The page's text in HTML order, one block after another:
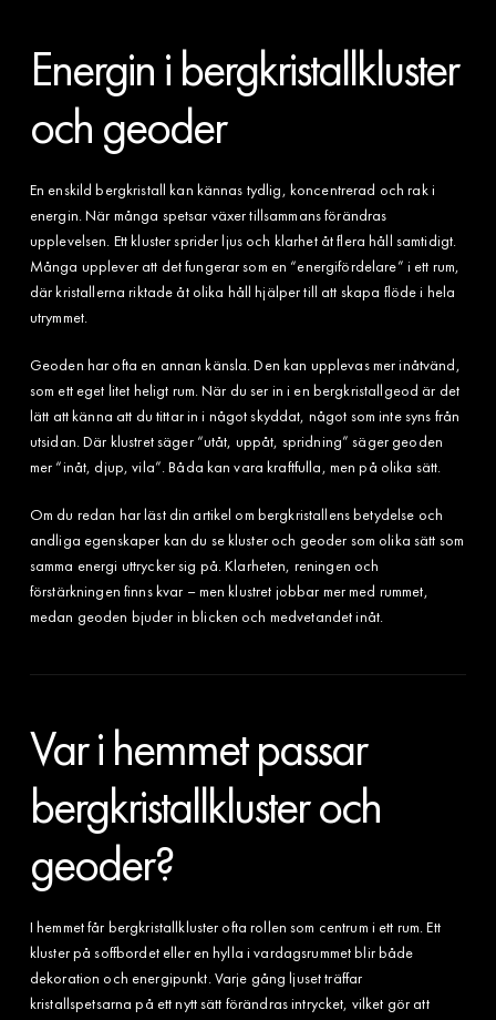
Energin i bergkristallkluster
och geoder
En enskild bergkristall kan kännas tydlig, koncentrerad och rak i
energin. När många spetsar växer tillsammans förändras
upplevelsen. Ett kluster sprider ljus och klarhet åt flera håll samtidigt.
Många upplever att det fungerar som en “energifördelare” i ett rum,
där kristallerna riktade åt olika håll hjälper till att skapa flöde i hela
utrymmet.
Geoden har ofta en annan känsla. Den kan upplevas mer inåtvänd,
som ett eget litet heligt rum. När du ser in i en bergkristallgeod är det
lätt att känna att du tittar in i något skyddat, något som inte syns från
utsidan. Där klustret säger “utåt, uppåt, spridning” säger geoden
mer “inåt, djup, vila”. Båda kan vara kraftfulla, men på olika sätt.
Om du redan har läst din artikel om bergkristallens betydelse och
andliga egenskaper kan du se kluster och geoder som olika sätt som
samma energi uttrycker sig på. Klarheten, reningen och
förstärkningen finns kvar – men klustret jobbar mer med rummet,
medan geoden bjuder in blicken och medvetandet inåt.
Var i hemmet passar
bergkristallkluster och
geoder?
I hemmet får bergkristallkluster ofta rollen som centrum i ett rum. Ett
kluster på soffbordet eller en hylla i vardagsrummet blir både
dekoration och energipunkt. Varje gång ljuset träffar
kristallspetsarna på ett nytt sätt förändras intrycket, vilket gör att